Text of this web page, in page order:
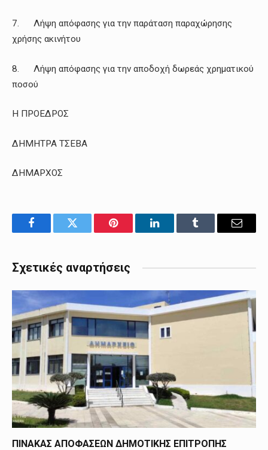
7. Λήψη απόφασης για την παράταση παραχώρησης
χρήσης ακινήτου
8. Λήψη απόφασης για την αποδοχή δωρεάς χρηματικού
ποσού
Η ΠΡΟΕΔΡΟΣ
ΔΗΜΗΤΡΑ ΤΣΕΒΑ
ΔΗΜΑΡΧΟΣ
FacebookTwitter Pinterest LinkedInTumblr Email
Σχετικές αναρτήσεις
ΠΙΝΑΚΑΣ ΑΠΟΦΑΣΕΩΝ ΔΗΜΟΤΙΚΗΣ ΕΠΙΤΡΟΠΗΣ